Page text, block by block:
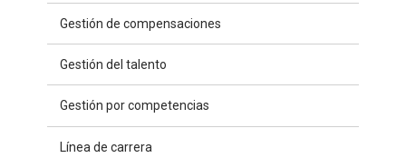
Gestión de compensaciones
Gestión del talento
Gestión por competencias
Línea de carrera